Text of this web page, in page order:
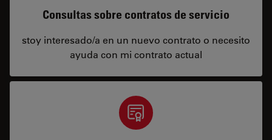
Consultas sobre contratos de servicio
stoy interesado/a en un nuevo contrato o necesito
ayuda con mi contrato actual